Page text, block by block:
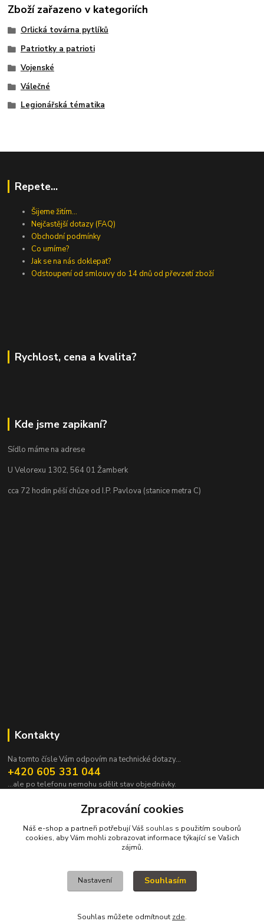
Zboží zařazeno v kategoriích
Orlická továrna pytlíků
Patriotky a patrioti
Vojenské
Válečné
Legionářská tématika
Repete...
Šijeme žitím...
Nejčastější dotazy (FAQ)
Obchodní podmínky
Co umíme?
Jak se na nás doklepat?
Odstoupení od smlouvy do 14 dnů od převzetí zboží
Rychlost, cena a kvalita?
Kde jsme zapikaní?
Sídlo máme na adrese
U Velorexu 1302, 564 01 Žamberk
cca 72 hodin pěší chůze od I.P. Pavlova (stanice metra C)
Kontakty
Na tomto čísle Vám odpovím na technické dotazy...
+420 605 331 044
...ale po telefonu nemohu sdělit stav objednávky.
pavek@janpavek.com
VŠECHNY VÝROBKY V TOMTO ESHOPU JSOU VYRÁBĚNY NA ZAKÁZKU a
KOPYRAJT ORAJT! (c)2015-2022
Zpracování cookies
Náš e-shop a partneři potřebují Váš souhlas s použitím souborů
cookies, aby Vám mohli zobrazovat informace týkající se Vašich
zájmů.
Nastavení Souhlasím
Souhlas můžete odmítnout zde.